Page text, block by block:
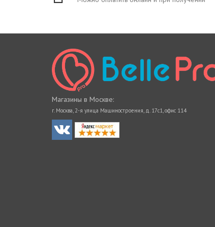
Магазины в Москве:
г. Москва, 2-я улица Машиностроения, д. 17с1, офис 114